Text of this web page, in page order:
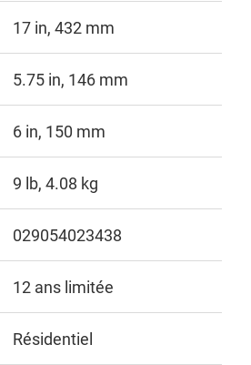
17 in, 432 mm
5.75 in, 146 mm
6 in, 150 mm
9 lb, 4.08 kg
029054023438
12 ans limitée
Résidentiel